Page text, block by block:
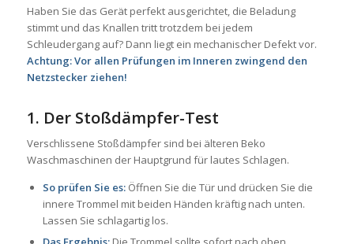
Haben Sie das Gerät perfekt ausgerichtet, die Beladung
stimmt und das Knallen tritt trotzdem bei jedem
Schleudergang auf? Dann liegt ein mechanischer Defekt vor.
Achtung: Vor allen Prüfungen im Inneren zwingend den
Netzstecker ziehen!
1. Der Stoßdämpfer-Test
Verschlissene Stoßdämpfer sind bei älteren Beko
Waschmaschinen der Hauptgrund für lautes Schlagen.
So prüfen Sie es:Öffnen Sie die Tür und drücken Sie die
innere Trommel mit beiden Händen kräftig nach unten.
Lassen Sie schlagartig los.